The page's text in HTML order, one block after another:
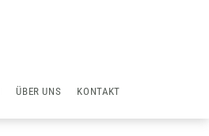
ÜBER UNS KONTAKT